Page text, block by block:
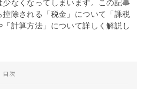
少なくなってしまいます。この記事
控除される「税金」について「課税
「計算方法」について詳しく解説し
目次